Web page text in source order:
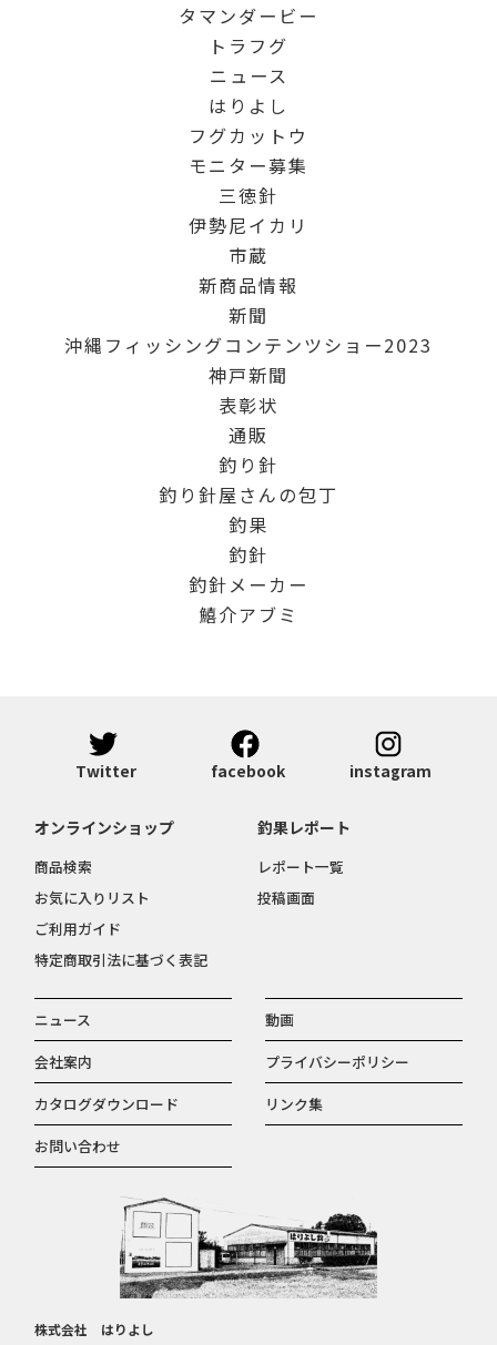
タマンダービー
トラフグ
ニュース
はりよし
フグカットウ
モニター募集
三徳針
伊勢尼イカリ
市蔵
新商品情報
新聞
沖縄フィッシングコンテンツショー2023
神戸新聞
表彰状
通販
釣り針
釣り針屋さんの包丁
釣果
釣針
釣針メーカー
鱚介アブミ
Twitter facebook instagram
株式会社 はりよし
ニュース
動画
会社案内
プライバシーポリシー
カタログダウンロード
リンク集
お問い合わせ
オンラインショップ
商品検索
お気に入りリスト
ご利用ガイド
特定商取引法に基づく表記
釣果レポート
レポート一覧
投稿画面